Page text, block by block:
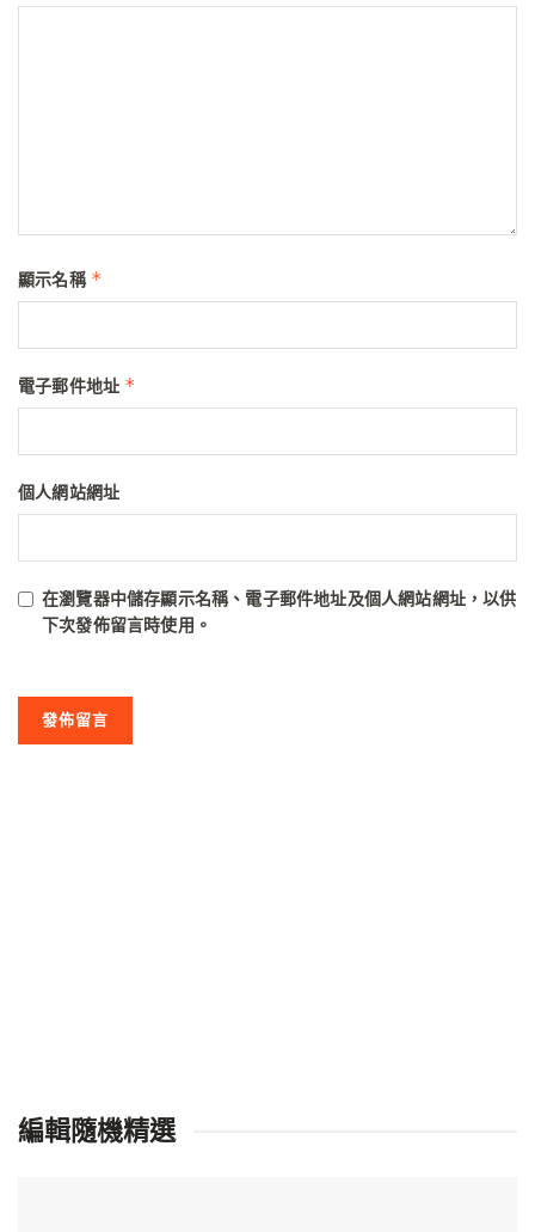
顯示名稱 *
電子郵件地址 *
個人網站網址
在瀏覽器中儲存顯示名稱、電子郵件地址及個人網站網址，以供
下次發佈留言時使用。
編輯隨機精選